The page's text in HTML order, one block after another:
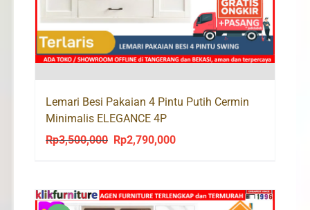
Lemari Besi Pakaian 4 Pintu Putih Cermin
Minimalis ELEGANCE 4P
Rp3,500,000
Original
Rp3,500,000.
Rp2,790,000Current
Rp2,790,000.